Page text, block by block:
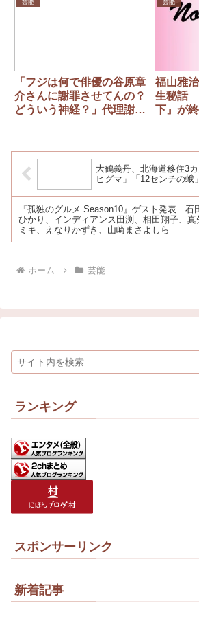
わってきます！！」
芸能
「フジは何で俳優の谷原章
介さんに謝罪させてんの？
どういう神経？」代理謝罪
芸能
福山雅
生秘話
下』が
大鶴義丹、北海道移住3
ヒグマ」「12センチの蛾」
『孤独のグルメ Season10』ゲスト発表 石
ひかり、インディアンス田渕、相田翔子、真
ミキ、えなりかずき、山崎まさよしら
ホーム 芸能
ランキング
スポンサーリンク
新着記事